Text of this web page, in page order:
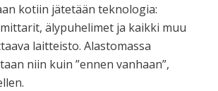
kotiin jätetään teknologia:
älypuhelimet ja kaikki muu
laitteisto. Alastomassa
niin kuin ”ennen vanhaan”,